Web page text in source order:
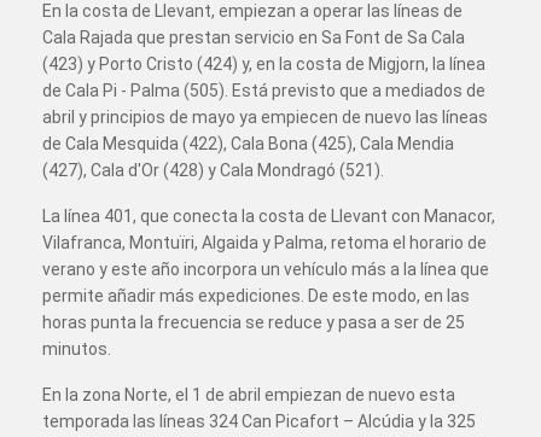
En la costa de Llevant, empiezan a operar las líneas de
Cala Rajada que prestan servicio en Sa Font de Sa Cala
(423) y Porto Cristo (424) y, en la costa de Migjorn, la línea
de Cala Pi - Palma (505). Está previsto que a mediados de
abril y principios de mayo ya empiecen de nuevo las líneas
de Cala Mesquida (422), Cala Bona (425), Cala Mendia
(427), Cala d'Or (428) y Cala Mondragó (521).
La línea 401, que conecta la costa de Llevant con Manacor,
Vilafranca, Montuïri, Algaida y Palma, retoma el horario de
verano y este año incorpora un vehículo más a la línea que
permite añadir más expediciones. De este modo, en las
horas punta la frecuencia se reduce y pasa a ser de 25
minutos.
En la zona Norte, el 1 de abril empiezan de nuevo esta
temporada las líneas 324 Can Picafort – Alcúdia y la 325